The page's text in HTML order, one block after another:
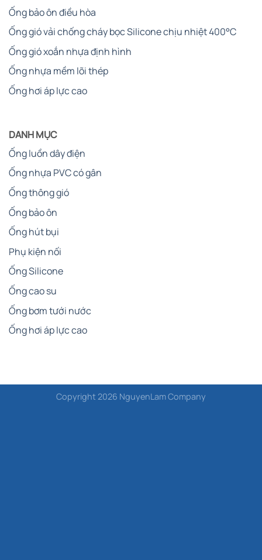
Ống bảo ôn điều hòa
Ống gió vải chống cháy bọc Silicone chịu nhiệt 400°C
Ống gió xoắn nhựa định hình
Ống nhựa mềm lõi thép
Ống hơi áp lực cao
DANH MỤC
Ống luồn dây điện
Ống nhựa PVC có gân
Ống thông gió
Ống bảo ôn
Ống hút bụi
Phụ kiện nối
Ống Silicone
Ống cao su
Ống bơm tưới nước
Ống hơi áp lực cao
Copyright 2026 NguyenLam Company